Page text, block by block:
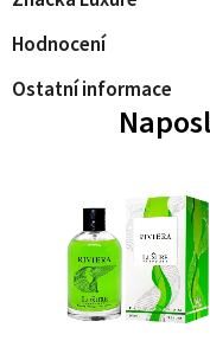
Hodnocení
Ostatní informace